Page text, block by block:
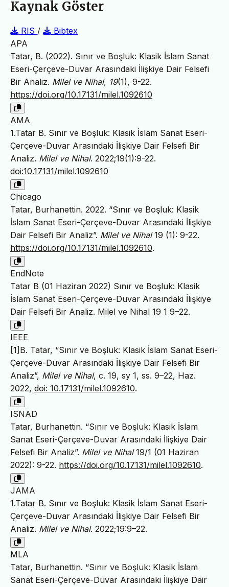
Kaynak Göster
RIS /
Bibtex
APA
Tatar, B. (2022). Sınır ve Boşluk: Klasik İslam Sanat
Eseri-Çerçeve-Duvar Arasındaki İlişkiye Dair Felsefi
Bir Analiz. Milel ve Nihal, 19(1), 9-22.
https://doi.org/10.17131/milel.1092610
AMA
1.Tatar B. Sınır ve Boşluk: Klasik İslam Sanat Eseri-
Çerçeve-Duvar Arasındaki İlişkiye Dair Felsefi Bir
Analiz. Milel ve Nihal. 2022;19(1):9-22.
doi:10.17131/milel.1092610
Chicago
Tatar, Burhanettin. 2022. “Sınır ve Boşluk: Klasik
İslam Sanat Eseri-Çerçeve-Duvar Arasındaki İlişkiye
Dair Felsefi Bir Analiz”. Milel ve Nihal19 (1): 9-22.
https://doi.org/10.17131/milel.1092610.
EndNote
Tatar B (01 Haziran 2022) Sınır ve Boşluk: Klasik
İslam Sanat Eseri-Çerçeve-Duvar Arasındaki İlişkiye
Dair Felsefi Bir Analiz. Milel ve Nihal 19 1 9–22.
IEEE
[1]B. Tatar, “Sınır ve Boşluk: Klasik İslam Sanat Eseri-
Çerçeve-Duvar Arasındaki İlişkiye Dair Felsefi Bir
Analiz”, Milel ve Nihal, c. 19, sy 1, ss. 9–22, Haz.
2022, doi: 10.17131/milel.1092610.
ISNAD
Tatar, Burhanettin. “Sınır ve Boşluk: Klasik İslam
Sanat Eseri-Çerçeve-Duvar Arasındaki İlişkiye Dair
Felsefi Bir Analiz”. Milel ve Nihal19/1 (01 Haziran
2022): 9-22. https://doi.org/10.17131/milel.1092610.
JAMA
1.Tatar B. Sınır ve Boşluk: Klasik İslam Sanat Eseri-
Çerçeve-Duvar Arasındaki İlişkiye Dair Felsefi Bir
Analiz. Milel ve Nihal. 2022;19:9–22.
MLA
Tatar, Burhanettin. “Sınır ve Boşluk: Klasik İslam
Sanat Eseri-Çerçeve-Duvar Arasındaki İlişkiye Dair